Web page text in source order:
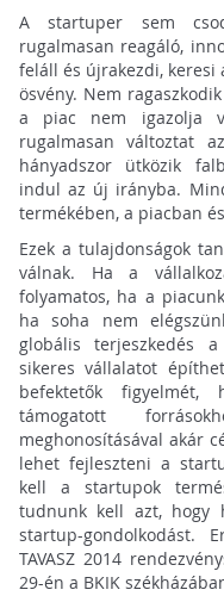
A startuper sem
rugalmasan reagáló,
feláll és újrakezdi,
ösvény. Nem
a piac nem igazolja
rugalmasan változtat
hányadszor ütközik
indul az új irányba.
termékében, a piacban
Ezek a tulajdonságok
válnak. Ha a
folyamatos, ha a
ha soha nem
globális terjeszkedés
sikeres vállalatot
befektetők figyelmét,
támogatott
meghonosításával akár
lehet fejleszteni a
kell a startupok
tudnunk kell azt, hogy
startup-gondolkodást.
TAVASZ 2014
29-én a BKIK